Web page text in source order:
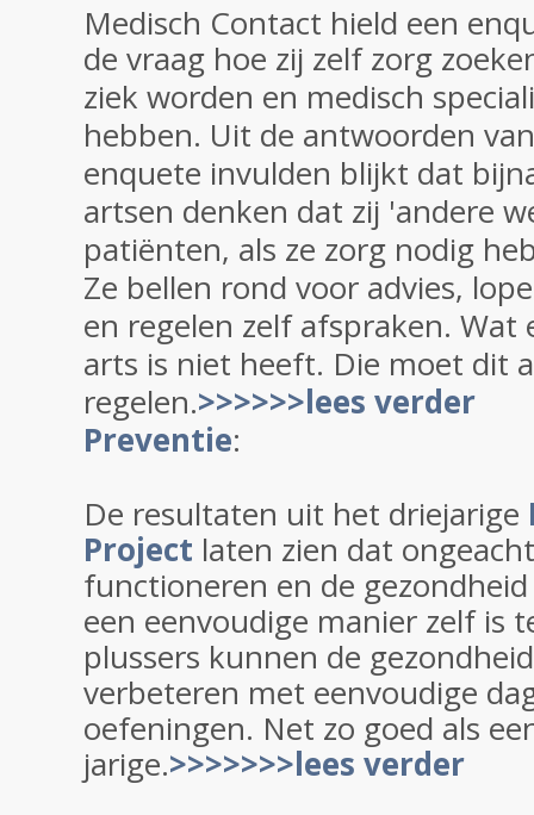
Medisch Contact hield een
de vraag hoe zij zelf zorg
ziek worden en medisch
hebben. Uit de antwoorden
enquete invulden blijkt dat b
artsen denken dat zij 'andere
patiënten, als ze zorg nodig
Ze bellen rond voor advies,
en regelen zelf afspraken. Wat
arts is niet heeft. Die moet dit
regelen.>>>>>>lees verder
Preventie:
De resultaten uit het driejarige
Project laten zien dat
functioneren en de
een eenvoudige manier zelf is
plussers kunnen de
verbeteren met eenvoudige
oefeningen. Net zo goed als
jarige.>>>>>>>lees verder